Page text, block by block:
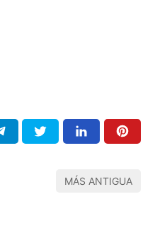
MÁS ANTIGUA